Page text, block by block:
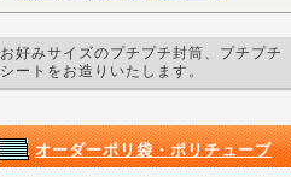
お好みサイズのプチプチ封筒、プチプチ
シートをお造りいたします。
オーダーポリ袋・ポリチューブ